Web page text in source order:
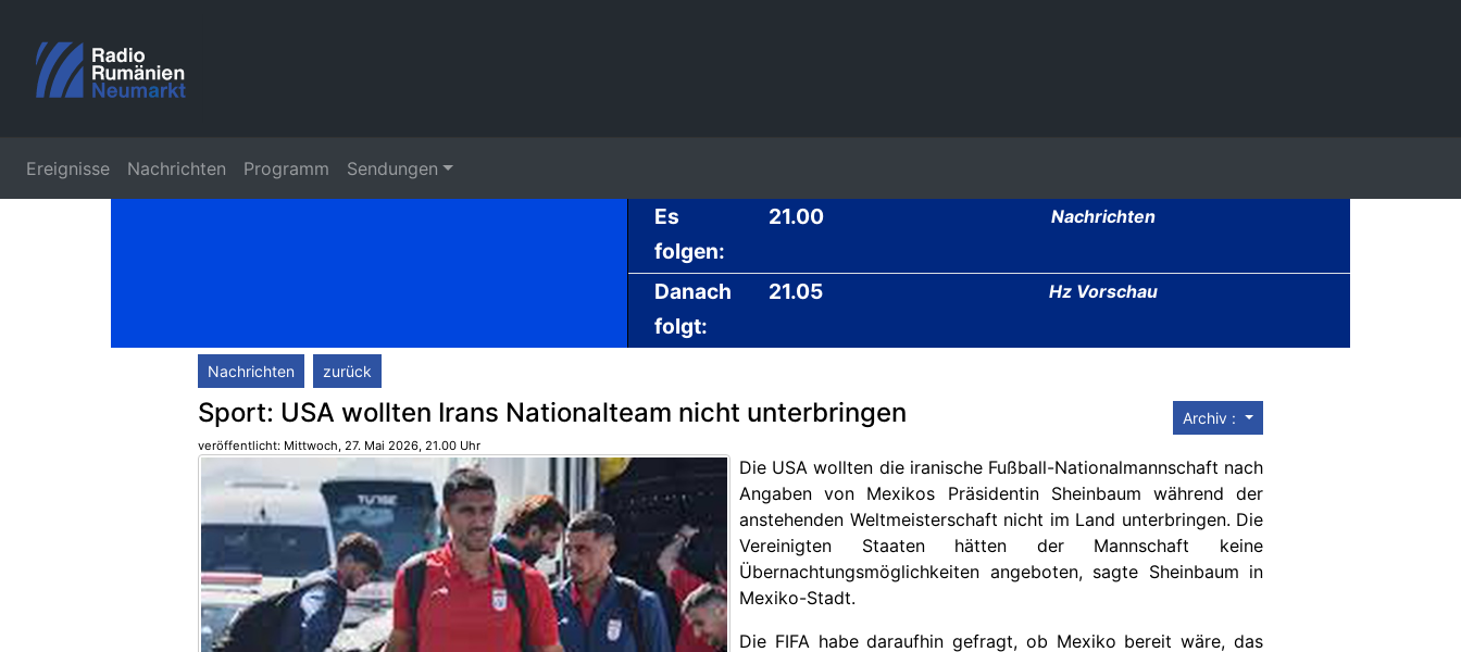
Ereignisse Nachrichten Programm Sendungen
Es
folgen:
21.00 Nachrichten
Danach
folgt:
21.05 Hz Vorschau
Nachrichten zurück
Archiv :
Sport: USA wollten Irans Nationalteam nicht unterbringen
veröffentlicht: Mittwoch, 27. Mai 2026, 21.00 Uhr
Die USA wollten die iranische Fußball-Nationalmannschaft nach
Angaben von Mexikos Präsidentin Sheinbaum während der
anstehenden Weltmeisterschaft nicht im Land unterbringen. Die
Vereinigten Staaten hätten der Mannschaft keine
Übernachtungsmöglichkeiten angeboten, sagte Sheinbaum in
Mexiko-Stadt.
Die FIFA habe daraufhin gefragt, ob Mexiko bereit wäre, das